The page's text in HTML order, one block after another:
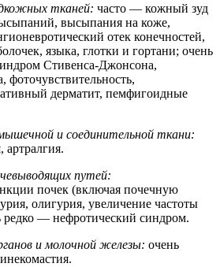
тканей: часто — кожный зуд
высыпания на коже,
отек конечностей,
языка, глотки и гортани; очень
Стивенса-Джонсона,
фоточувствительность,
дерматит, пемфигоидные
и соединительной ткани:
путей:
почек (включая почечную
олигурия, увеличение частоты
редко — нефротический синдром.
и молочной железы: очень